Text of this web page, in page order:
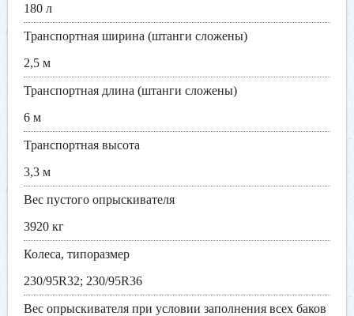
180 л
Транспортная ширина (штанги сложены)
2,5 м
Транспортная длина (штанги сложены)
6 м
Транспортная высота
3,3 м
Вес пустого опрыскивателя
3920 кг
Колеса, типоразмер
230/95R32; 230/95R36
Вес опрыскивателя при условии заполнения всех баков